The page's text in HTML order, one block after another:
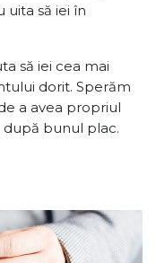
uita să iei în
să iei cea mai
dorit. Sperăm
a avea propriul
după bunul plac.